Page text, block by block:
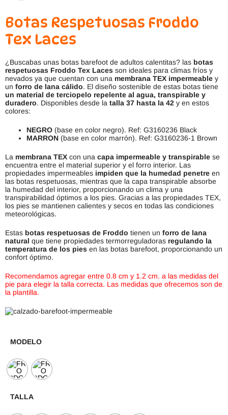
Botas Respetuosas Froddo
Tex Laces
¿Buscabas unas botas barefoot de adultos calentitas? las botas
respetuosas Froddo Tex Laces son ideales para climas fríos y
nevados ya que cuentan con una membrana TEX impermeable y
un forro de lana cálido. El diseño sostenible de estas botas tiene
un material de terciopelo repelente al agua, transpirable y
duradero. Disponibles desde la talla 37 hasta la 42 y en estos
colores:
NEGRO (base en color negro). Ref: G3160236 Black
MARRON (base en color marrón). Ref: G3160236-1 Brown
La membrana TEX con una capa impermeable y transpirable se
encuentra entre el material superior y el forro interior. Las
propiedades impermeables impiden que la humedad penetre en
las botas respetuosas, mientras que la capa transpirable absorbe
la humedad del interior, proporcionando un clima y una
transpirabilidad óptimos a los pies. Gracias a las propiedades TEX,
los pies se mantienen calientes y secos en todas las condiciones
meteorológicas.
Estas botas respetuosas de Froddo tienen un forro de lana
natural que tiene propiedades termorreguladoras regulando la
temperatura de los pies en las botas barefoot, proporcionando un
confort óptimo.
Recomendamos agregar entre 0.8 cm y 1.2 cm. a las medidas del
pie para elegir la talla correcta. Las medidas que ofrecemos son de
la plantilla.
MODELO
TALLA